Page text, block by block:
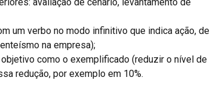
um verbo no modo infinitivo que indica ação, de
na empresa);
como o exemplificado (reduzir o nível de
redução, por exemplo em 10%.